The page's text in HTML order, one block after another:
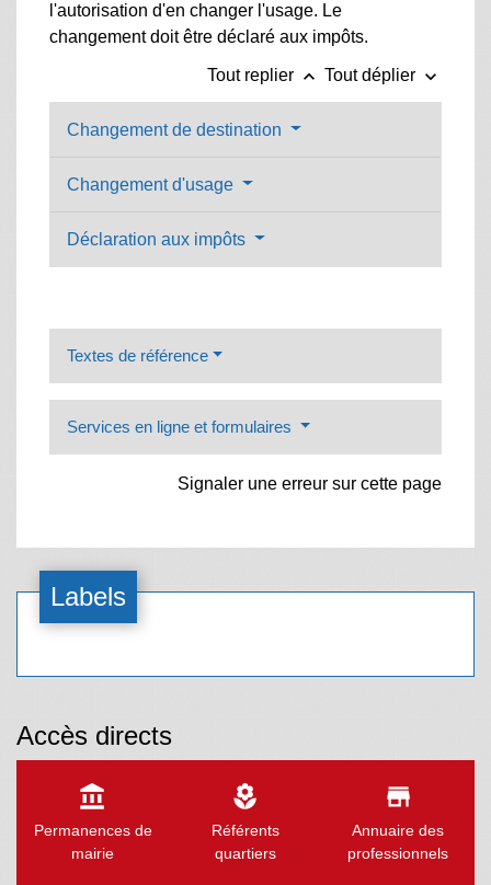
l'autorisation d'en changer l'usage. Le
changement doit être déclaré aux impôts.
Tout replier keyboard_arrow_up Tout déplier keyboard_arrow_down
Changement de destination
Changement d'usage
Déclaration aux impôts
Textes de référence
Services en ligne et formulaires
Signaler une erreur sur cette page
Labels
Accès directs
account_balance
Permanences de
mairie
local_florist
Référents
quartiers
store
Annuaire des
professionnels